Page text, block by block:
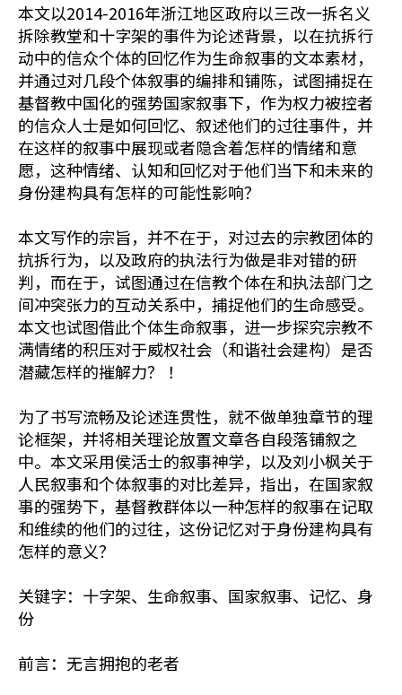
本文以2014-2016年浙江地区政府以三改一拆名义
拆除教堂和十字架的事件为论述背景，以在抗拆行
动中的信众个体的回忆作为生命叙事的文本素材，
并通过对几段个体叙事的编排和铺陈，试图捕捉在
基督教中国化的强势国家叙事下，作为权力被控者
的信众人士是如何回忆、叙述他们的过往事件，并
在这样的叙事中展现或者隐含着怎样的情绪和意
愿，这种情绪、认知和回忆对于他们当下和未来的
身份建构具有怎样的可能性影响？
本文写作的宗旨，并不在于，对过去的宗教团体的
抗拆行为，以及政府的执法行为做是非对错的研
判，而在于，试图通过在信教个体在和执法部门之
间冲突张力的互动关系中，捕捉他们的生命感受。
本文也试图借此个体生命叙事，进一步探究宗教不
满情绪的积压对于威权社会（和谐社会建构）是否
潜藏怎样的摧解力？ ！
为了书写流畅及论述连贯性，就不做单独章节的理
论框架，并将相关理论放置文章各自段落铺叙之
中。本文采用侯活士的叙事神学，以及刘小枫关于
人民叙事和个体叙事的对比差异，指出，在国家叙
事的强势下，基督教群体以一种怎样的叙事在记取
和维续的他们的过往，这份记忆对于身份建构具有
怎样的意义？
关键字：十字架、生命叙事、国家叙事、记忆、身
份
前言：无言拥抱的老者